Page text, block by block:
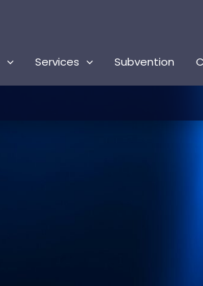
Services Subvention